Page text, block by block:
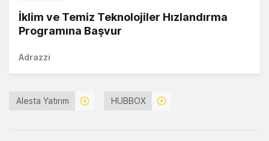
İklim ve Temiz Teknolojiler Hızlandırma
Programına Başvur
Adrazzi
Alesta Yatırım HUBBOX